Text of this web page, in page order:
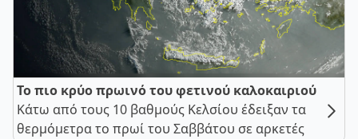
Το πιο κρύο πρωινό του φετινού καλοκαιριού
Κάτω από τους 10 βαθμούς Κελσίου έδειξαν τα
θερμόμετρα το πρωί του Σαββάτου σε αρκετές